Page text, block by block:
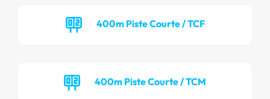
400m Piste Courte / TCF
400m Piste Courte / TCM